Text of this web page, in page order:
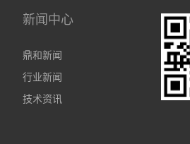
新闻中心
鼎和新闻
行业新闻
技术资讯